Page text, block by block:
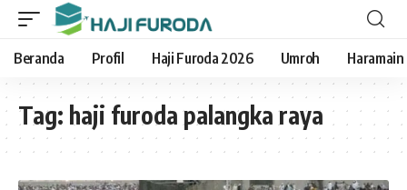
Beranda Profil Haji Furoda 2026 Umroh
Tag: haji furoda palangka raya